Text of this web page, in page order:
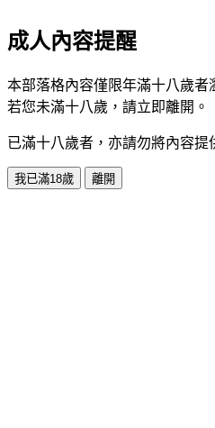
成人內容提醒
本部落格內容僅限年滿十八歲者
若您未滿十八歲，請立即離開。
已滿十八歲者，亦請勿將內容提
我已滿18歲 離開